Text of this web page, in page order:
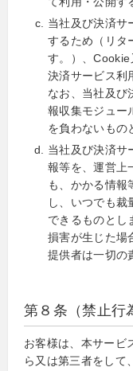
当社及び決済サ
するため（リタ
す。）、Cookie
決済サービス利
なお、当社及び
報収集モジュー
を負わないもの
当社及び決済サ
報等を、運営上
も、かかる情報
し、いつでも
できるものとし
損害が生じた場
提供者は一切の
第８条（禁止行
お客様は、本サービ
ら又は第三者をして